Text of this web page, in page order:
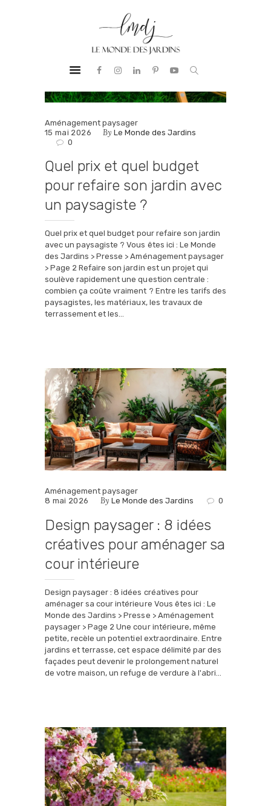
LE MONDE DES JARDINS
Aménagement Paysager
PRESTATIONS
D’ÉTUDES
NOTRE ADN
RÉALISATIONS
GUIDE &
CONSEILS
CONTACT
Aménagement paysager
15 mai 2026
By Le Monde des Jardins
0
Quel prix et quel budget
pour refaire son jardin avec
un paysagiste ?
Quel prix et quel budget pour refaire son jardin
avec un paysagiste ? Vous êtes ici : Le Monde
des Jardins > Presse > Aménagement paysager
> Page 2 Refaire son jardin est un projet qui
soulève rapidement une question centrale :
combien ça coûte vraiment ? Entre les tarifs des
paysagistes, les matériaux, les travaux de
terrassement et les…
Aménagement paysager
8 mai 2026
By Le Monde des Jardins 0
Design paysager : 8 idées
créatives pour aménager sa
cour intérieure
Design paysager : 8 idées créatives pour
aménager sa cour intérieure Vous êtes ici : Le
Monde des Jardins > Presse > Aménagement
paysager > Page 2 Une cour intérieure, même
petite, recèle un potentiel extraordinaire. Entre
jardins et terrasse, cet espace délimité par des
façades peut devenir le prolongement naturel
de votre maison, un refuge de verdure à l'abri…